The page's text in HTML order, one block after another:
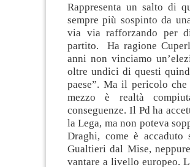
Rappresenta un salto di
sempre più sospinto da
via via rafforzando per
partito. Ha ragione
anni non vinciamo
oltre undici di questi
paese”. Ma il pericolo
mezzo è realtà
conseguenze. Il Pd ha
la Lega, ma non poteva
Draghi, come è accaduto
Gualtieri dal Mise,
vantare a livello europeo.